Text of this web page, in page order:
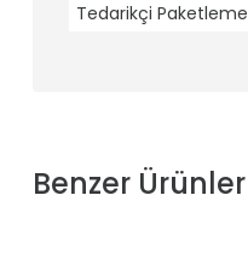
Tedarikçi Paketleme
Benzer Ürünler